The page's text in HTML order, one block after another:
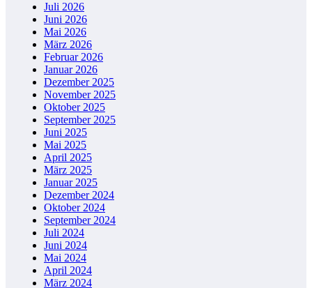
Juli 2026
Juni 2026
Mai 2026
März 2026
Februar 2026
Januar 2026
Dezember 2025
November 2025
Oktober 2025
September 2025
Juni 2025
Mai 2025
April 2025
März 2025
Januar 2025
Dezember 2024
Oktober 2024
September 2024
Juli 2024
Juni 2024
Mai 2024
April 2024
März 2024